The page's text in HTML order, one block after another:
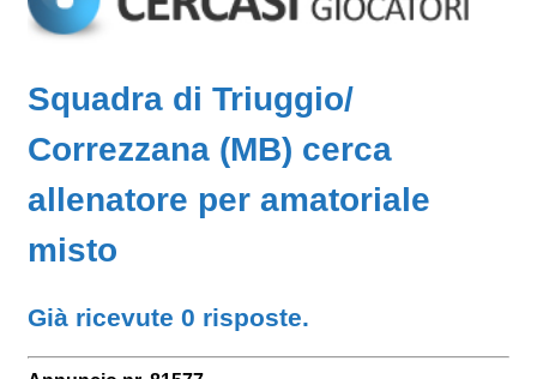
Squadra di Triuggio/
Correzzana (MB) cerca
allenatore per amatoriale
misto
Già ricevute 0 risposte.